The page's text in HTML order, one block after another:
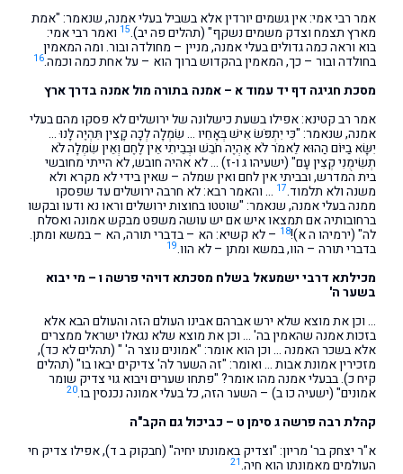
אמר רבי אמי: אין גשמים יורדין אלא בשביל בעלי אמנה, שנאמר: "אמת
מארץ תצמח וצדק משמים נשקף" (תהלים פה יב).15 ואמר רבי אמי:
בוא וראה כמה גדולים בעלי אמנה, מניין – מחולדה ובור. ומה המאמין
בחולדה ובור – כך, המאמין בהקדוש ברוך הוא – על אחת כמה וכמה.16
מסכת חגיגה דף יד עמוד א – אמנה בתורה מול אמנה בדרך ארץ
אמר רב קטינא: אפילו בשעת כישלונה של ירושלים לא פסקו מהם בעלי
אמנה, שנאמר: "כִּי יִתְפֹּשׂ אִישׁ בְּאָחִיו … שִׂמְלָה לְכָה קָצִין תִּהְיֶה לָּנוּ …
יִשָּׂא בַיּוֹם הַהוּא לֵאמֹר לֹא אֶהְיֶה חֹבֵשׁ וּבְבֵיתִי אֵין לֶחֶם וְאֵין שִׂמְלָה לֹא
תְשִׂימֻנִי קְצִין עָם" (ישעיהו ג ו-ז) … לא אהיה חובש, לא הייתי מחובשי
בית המדרש, ובביתי אין לחם ואין שמלה – שאין בידי לא מקרא ולא
משנה ולא תלמוד.17 … והאמר רבא: לא חרבה ירושלים עד שפסקו
ממנה בעלי אמנה, שנאמר: "שוטטו בחוצות ירושלים וראו נא ודעו ובקשו
ברחובותיה אם תמצאו איש אם יש עושה משפט מבקש אמונה ואסלח
לה" (ירמיהו ה א)!18 – לא קשיא: הא – בדברי תורה, הא – במשא ומתן.
בדברי תורה – הוו, במשא ומתן – לא הוו.19
מכילתא דרבי ישמעאל בשלח מסכתא דויהי פרשה ו – מי יבוא
בשער ה'
… וכן את מוצא שלא ירש אברהם אבינו העולם הזה והעולם הבא אלא
בזכות אמנה שהאמין בה' … וכן את מוצא שלא נגאלו ישראל ממצרים
אלא בשכר האמנה … וכן הוא אומר: "אמונים נוצר ה' " (תהלים לא כד),
מזכירין אמונת אבות … ואומר: "זה השער לה' צדיקים יבאו בו" (תהלים
קיח כ). בבעלי אמנה מהו אומר? "פתחו שערים ויבוא גוי צדיק שומר
אמונים" (ישעיה כו ב) – השער הזה, כל בעלי אמונה נכנסין בו.20
קהלת רבה פרשה ג סימן ט – כביכול גם הקב"ה
א"ר יצחק בר' מריון: "וצדיק באמונתו יחיה" (חבקוק ב ד), אפילו צדיק חי
העולמים מאמונתו הוא חיה.21